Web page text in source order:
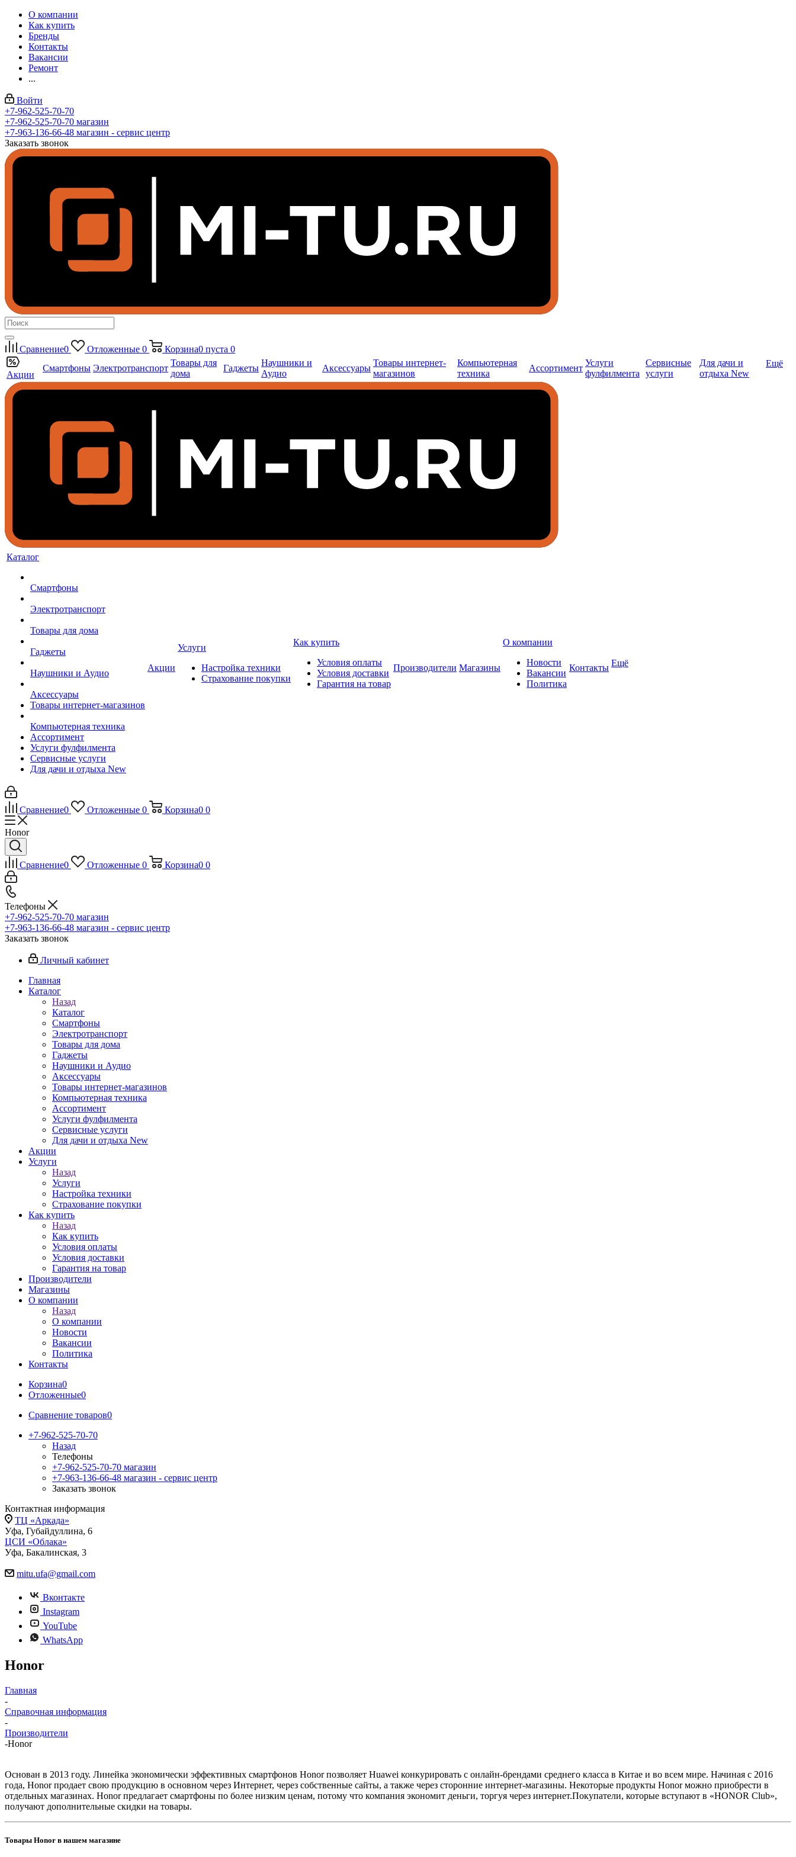
О компании
Как купить
Бренды
Контакты
Вакансии
Ремонт
...
Войти
+7-962-525-70-70
+7-962-525-70-70 магазин
+7-963-136-66-48 магазин - сервис центр
Заказать звонок
Сравнение0 Отложенные 0 Корзина0 пуста 0
Акции
Смартфоны Электротранспорт
Товары для
дома
Гаджеты
Наушники и
Аудио
Аксессуары
Товары интернет-
магазинов
Компьютерная
техника
Ассортимент
Услуги
фулфилмента
Сервисные
услуги
Для дачи и
отдыха New
Ещё
Каталог
Смартфоны
Электротранспорт
Товары для дома
Гаджеты
Наушники и Аудио
Аксессуары
Товары интернет-магазинов
Компьютерная техника
Ассортимент
Услуги фулфилмента
Сервисные услуги
Для дачи и отдыха New
Акции
Услуги
Настройка техники
Страхование покупки
Как купить
Условия оплаты
Условия доставки
Гарантия на товар
Производители Магазины
О компании
Новости
Вакансии
Политика
Контакты Ещё
Сравнение0 Отложенные 0 Корзина0 0
Honor
Сравнение0 Отложенные 0 Корзина0 0
Телефоны
+7-962-525-70-70 магазин
+7-963-136-66-48 магазин - сервис центр
Заказать звонок
Личный кабинет
Главная
Каталог
Назад
Каталог
Смартфоны
Электротранспорт
Товары для дома
Гаджеты
Наушники и Аудио
Аксессуары
Товары интернет-магазинов
Компьютерная техника
Ассортимент
Услуги фулфилмента
Сервисные услуги
Для дачи и отдыха New
Акции
Услуги
Назад
Услуги
Настройка техники
Страхование покупки
Как купить
Назад
Как купить
Условия оплаты
Условия доставки
Гарантия на товар
Производители
Магазины
О компании
Назад
О компании
Новости
Вакансии
Политика
Контакты
Корзина0
Отложенные0
Сравнение товаров0
+7-962-525-70-70
Назад
Телефоны
+7-962-525-70-70 магазин
+7-963-136-66-48 магазин - сервис центр
Заказать звонок
Контактная информация
ТЦ «Аркада»
Уфа, Губайдуллина, 6
ЦСИ «Облака»
Уфа, Бакалинская, 3
mitu.ufa@gmail.com
Вконтакте
Instagram
YouTube
WhatsApp
Honor
Главная
-
Справочная информация
-
Производители
-Honor
Основан в 2013 году. Линейка экономически эффективных смартфонов Honor позволяет Huawei конкурировать с онлайн-брендами среднего класса в Китае и во всем мире. Начиная с 2016
года, Honor продает свою продукцию в основном через Интернет, через собственные сайты, а также через сторонние интернет-магазины. Некоторые продукты Honor можно приобрести в
отдельных магазинах. Honor предлагает смартфоны по более низким ценам, потому что компания экономит деньги, торгуя через интернет.Покупатели, которые вступают в «HONOR Club»,
получают дополнительные скидки на товары.
Товары Honor в нашем магазине